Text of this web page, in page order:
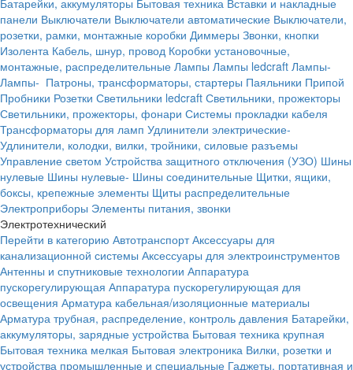
Батарейки, аккумуляторы Бытовая техника Вставки и накладные
панели Выключатели Выключатели автоматические Выключатели,
розетки, рамки, монтажные коробки Диммеры Звонки, кнопки
Изолента Кабель, шнур, провод Коробки установочные,
монтажные, распределительные Лампы Лампы ledcraft Лампы-
Лампы- Патроны, трансформаторы, стартеры Паяльники Припой
Пробники Розетки Светильники ledcraft Светильники, прожекторы
Светильники, прожекторы, фонари Системы прокладки кабеля
Трансформаторы для ламп Удлинители электрические-
Удлинители, колодки, вилки, тройники, силовые разъемы
Управление светом Устройства защитного отключения (УЗО) Шины
нулевые Шины нулевые- Шины соединительные Щитки, ящики,
боксы, крепежные элементы Щиты распределительные
Электроприборы Элементы питания, звонки
Электротехнический
Перейти в категорию Автотранспорт Аксессуары для
канализационной системы Аксессуары для электроинструментов
Антенны и спутниковые технологии Аппаратура
пускорегулирующая Аппаратура пускорегулирующая для
освещения Арматура кабельная/изоляционные материалы
Арматура трубная, распределение, контроль давления Батарейки,
аккумуляторы, зарядные устройства Бытовая техника крупная
Бытовая техника мелкая Бытовая электроника Вилки, розетки и
устройства промышленные и специальные Гаджеты, портативная и